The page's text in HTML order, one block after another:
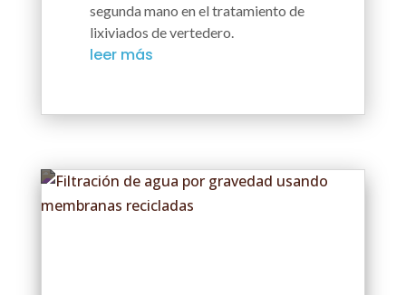
segunda mano en el tratamiento de
lixiviados de vertedero.
leer más